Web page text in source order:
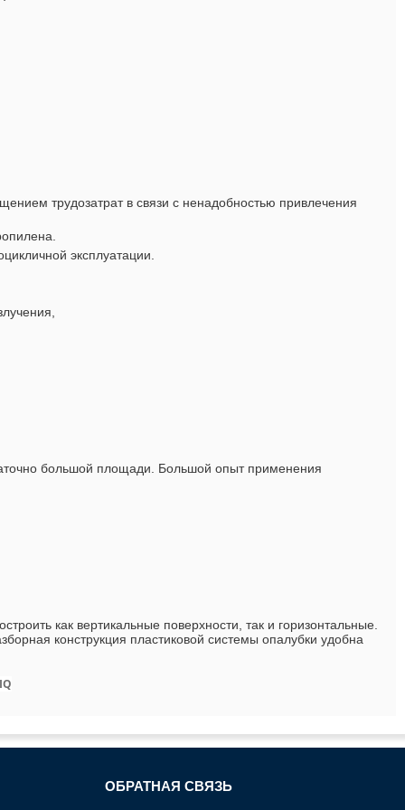
трудозатрат в связи с ненадобностью привлечения
эксплуатации.
большой площади. Большой опыт применения
как вертикальные поверхности, так и горизонтальные.
конструкция пластиковой системы опалубки удобна
ОБРАТНАЯ СВЯЗЬ